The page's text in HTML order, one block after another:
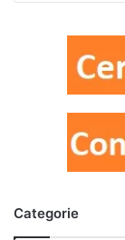
Categorie